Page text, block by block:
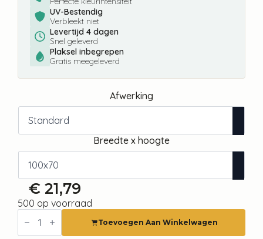
UV-Bestendig
Verbleekt niet
Levertijd 4 dagen
Snel geleverd
Plaksel inbegrepen
Gratis meegeleverd
Afwerking
Breedte x hoogte
€ 21,79
500 op voorraad
Fotobehang
Watercolor
Toevoegen Aan Winkelwagen